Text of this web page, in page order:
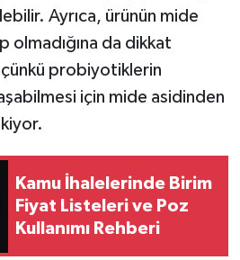
Ayrıca, ürünün mide
olmadığına da dikkat
probiyotiklerin
için mide asidinden
Kamu İhalelerinde Birim
Fiyat Listeleri ve Poz
Kullanımı Rehberi